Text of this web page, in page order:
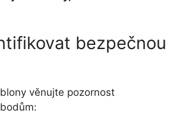
bezpečnou
věnujte pozornost